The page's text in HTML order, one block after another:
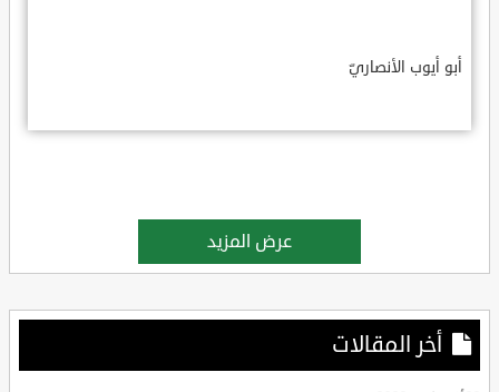
أبو أيوب الأنصاريّ
عرض المزيد
أخر المقالات